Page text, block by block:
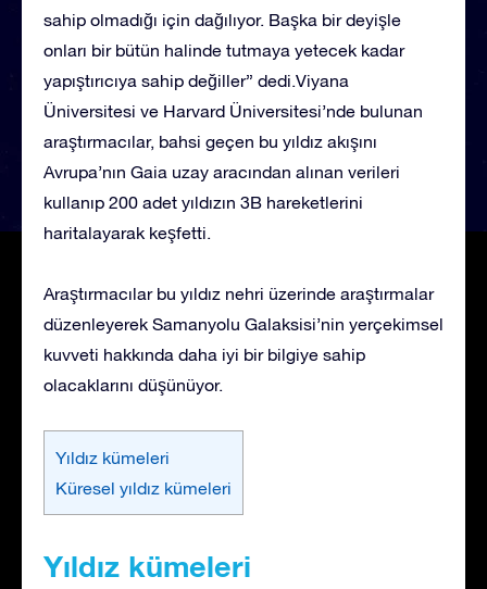
sahip olmadığı için dağılıyor. Başka bir deyişle
onları bir bütün halinde tutmaya yetecek kadar
yapıştırıcıya sahip değiller” dedi.Viyana
Üniversitesi ve Harvard Üniversitesi’nde bulunan
araştırmacılar, bahsi geçen bu yıldız akışını
Avrupa’nın Gaia uzay aracından alınan verileri
kullanıp 200 adet yıldızın 3B hareketlerini
haritalayarak keşfetti.
Araştırmacılar bu yıldız nehri üzerinde araştırmalar
düzenleyerek Samanyolu Galaksisi’nin yerçekimsel
kuvveti hakkında daha iyi bir bilgiye sahip
olacaklarını düşünüyor.
Yıldız kümeleri
Küresel yıldız kümeleri
Yıldız kümeleri